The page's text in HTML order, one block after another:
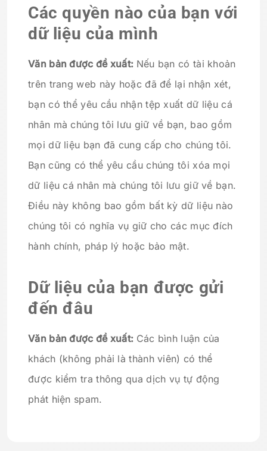
Các quyền nào của bạn với
dữ liệu của mình
Văn bản được đề xuất: Nếu bạn có tài khoản
trên trang web này hoặc đã để lại nhận xét,
bạn có thể yêu cầu nhận tệp xuất dữ liệu cá
nhân mà chúng tôi lưu giữ về bạn, bao gồm
mọi dữ liệu bạn đã cung cấp cho chúng tôi.
Bạn cũng có thể yêu cầu chúng tôi xóa mọi
dữ liệu cá nhân mà chúng tôi lưu giữ về bạn.
Điều này không bao gồm bất kỳ dữ liệu nào
chúng tôi có nghĩa vụ giữ cho các mục đích
hành chính, pháp lý hoặc bảo mật.
Dữ liệu của bạn được gửi
đến đâu
Văn bản được đề xuất: Các bình luận của
khách (không phải là thành viên) có thể
được kiểm tra thông qua dịch vụ tự động
phát hiện spam.